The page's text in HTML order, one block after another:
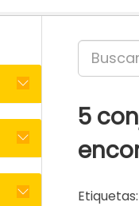
5
Etiquetas: